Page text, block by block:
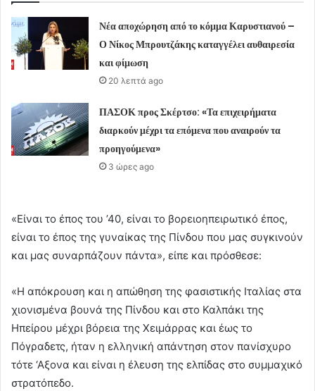
Νέα αποχώρηση από το κόμμα Καρυστιανού –
Ο Νίκος Μπρουτζάκης καταγγέλει αυθαιρεσία
και φίμωση
20 λεπτά ago
ΠΑΣΟΚ προς Σκέρτσο: «Τα επιχειρήματα
διαρκούν μέχρι τα επόμενα που αναιρούν τα
προηγούμενα»
3 ώρες ago
«Είναι το έπος του ’40, είναι το βορειοηπειρωτικό έπος,
είναι το έπος της γυναίκας της Πίνδου που μας συγκινούν
και μας συναρπάζουν πάντα», είπε και πρόσθεσε:
«Η απόκρουση και η απώθηση της φασιστικής Ιταλίας στα
χιονισμένα βουνά της Πίνδου και στο Καλπάκι της
Ηπείρου μέχρι βόρεια της Χειμάρρας και έως το
Πόγραδετς, ήταν η ελληνική απάντηση στον πανίσχυρο
τότε ‘Αξονα και είναι η έλευση της ελπίδας στο συμμαχικό
στρατόπεδο.